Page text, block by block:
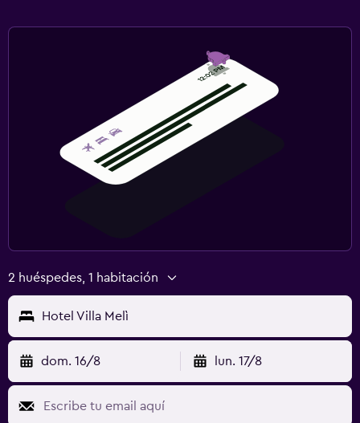
2 huéspedes, 1 habitación
Hotel Villa Melì
dom. 16/8 lun. 17/8